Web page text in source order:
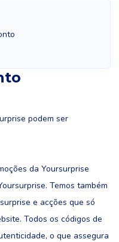
podem ser
da Yoursurprise
Temos também
e acções que só
Todos os códigos de
o que assegura